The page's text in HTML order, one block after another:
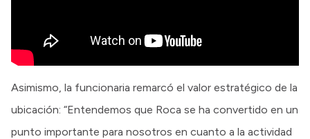
Asimismo, la funcionaria remarcó el valor estratégico de la
ubicación: “Entendemos que Roca se ha convertido en un
punto importante para nosotros en cuanto a la actividad